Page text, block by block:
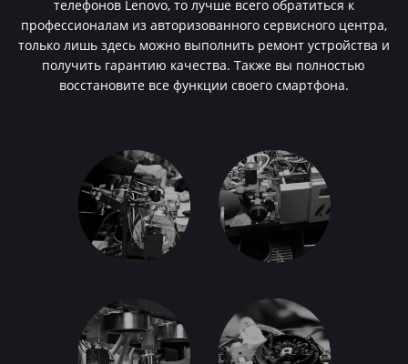
телефонов Lenovo, то лучше всего обратиться к
профессионалам из авторизованного сервисного центра,
только лишь здесь можно выполнить ремонт устройства и
получить гарантию качества. Также вы полностью
восстановите все функции своего смартфона.